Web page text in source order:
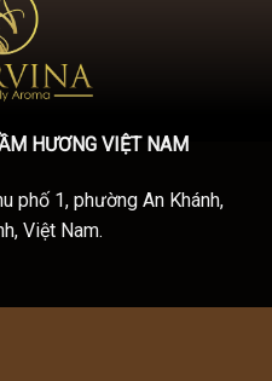
HƯƠNG VIỆT NAM
phố 1, phường An Khánh,
Việt Nam.